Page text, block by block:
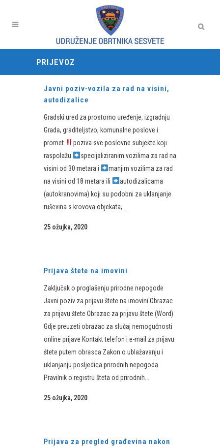
PRIJEVOZ
Javni poziv-vozila za rad na visini,
autodizalice
Gradski ured za prostorno uređenje, izgradnju
Grada, graditeljstvo, komunalne poslove i
promet
poziva sve poslovne subjekte koji
raspolažu
specijaliziranim vozilima za rad na
visini od 30 metara i
manjim vozilima za rad
na visini od 18 metara ili
autodizalicama
(autokranovima) koji su podobni za uklanjanje
ruševina s krovova objekata,...
25 ožujka, 2020
Prijava štete na imovini
Zaključak o proglašenju prirodne nepogode
Javni poziv za prijavu štete na imovini Obrazac
za prijavu štete Obrazac za prijavu štete (Word)
Gdje preuzeti obrazac za slučaj nemogućnosti
online prijave Kontakt telefon i e-mail za prijavu
štete putem obrasca Zakon o ublažavanju i
uklanjanju posljedica prirodnih nepogoda
Pravilnik o registru šteta od prirodnih...
25 ožujka, 2020
Prijava za pregled građevina nakon